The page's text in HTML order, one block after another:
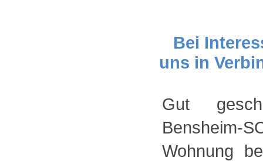
Bei
uns in
Gut
Wohnung